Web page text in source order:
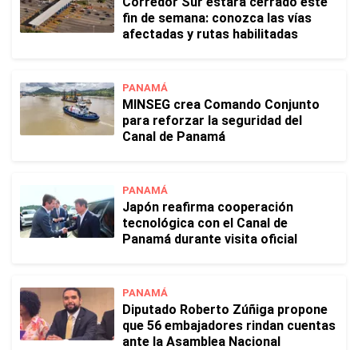
fin de semana: conozca las vías
afectadas y rutas habilitadas
PANAMÁ
MINSEG crea Comando Conjunto
para reforzar la seguridad del
Canal de Panamá
PANAMÁ
Japón reafirma cooperación
tecnológica con el Canal de
Panamá durante visita oficial
PANAMÁ
Diputado Roberto Zúñiga propone
que 56 embajadores rindan cuentas
ante la Asamblea Nacional